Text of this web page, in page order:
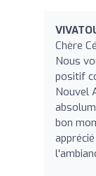
Chère
Nous
positif
Nouvel
bon